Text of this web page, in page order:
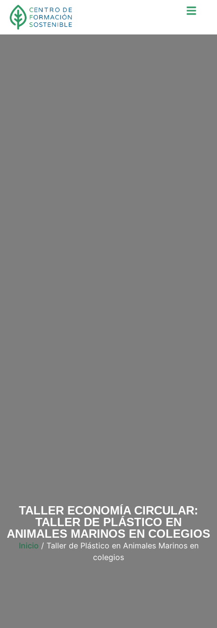
TALLER ECONOMÍA CIRCULAR:
TALLER DE PLÁSTICO EN
ANIMALES MARINOS EN COLEGIOS
Inicio / Taller de Plástico en Animales Marinos en
colegios